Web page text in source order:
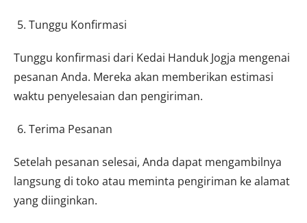
Tunggu Konfirmasi
Tunggu konfirmasi dari Kedai Handuk Jogja mengenai
pesanan Anda. Mereka akan memberikan estimasi
waktu penyelesaian dan pengiriman.
Terima Pesanan
Setelah pesanan selesai, Anda dapat mengambilnya
langsung di toko atau meminta pengiriman ke alamat
yang diinginkan.